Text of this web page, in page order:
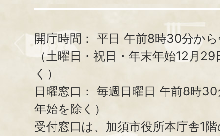
開庁時間： 平日 午前8時30分か
（土曜日・祝日・年末年始12月
く）
日曜窓口： 毎週日曜日 午前8時
年始を除く）
受付窓口は、加須市役所本庁舎1